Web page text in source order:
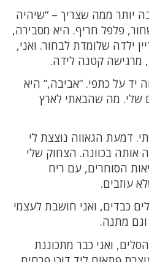
יותר ממה שצריך – “שיהיה
פלפל חריף. היא מסבירה,
ילדה שלומדת לבחור. ואני,
קטנה לידה.
יד על כתפי. “אביבה,” היא
שלי. מה שהבאתי לארץ
דמעת הגאווה נוצצת לי
אותה בכוונה. הצחוק שלי
הסוחרים, עם ריח
עוזבים.
כבדים, ואני חושבת לעצמי
מתנה.
ואני כבר מתכוננת